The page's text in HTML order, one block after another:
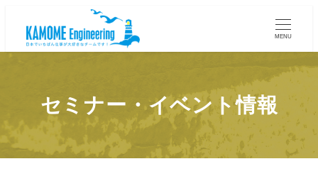
MENU
セミナー・イベント情報